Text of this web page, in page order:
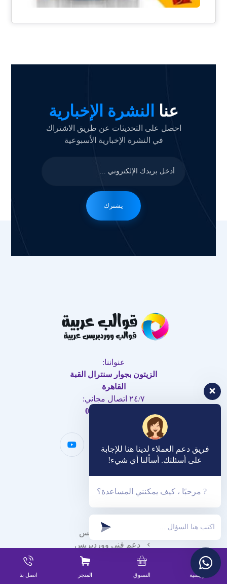
عنا النشرة الإخبارية
احصل على التحديثات عن طريق الاشتراك
في النشرة الإخبارية الأسبوعية
يشترك
عنواننا:
الزيتون بجوار سنترال القبة
القاهرة
٢٤/٧ اتصال مجاني:
00201062470003
قوالب ووردبريس
دعم فني ووردبريس
ارشفة المواقع والسيو
شراء زوار حقيقيين
الرئيسية التسوق المتجر اتصل بنا
فريق دعم العملاء لدينا هنا للإجابة
على أسئلتك. أسألنا أي شيء!
? مرحبًا ، كيف يمكنني المساعدة؟